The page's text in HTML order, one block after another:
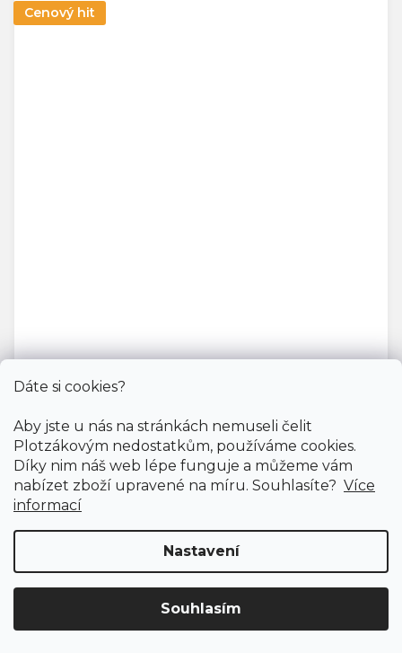
Dáte si cookies?
Aby jste u nás na stránkách nemuseli čelit
Plotzákovým nedostatkům, používáme cookies.
Díky nim náš web lépe funguje a můžeme vám
nabízet zboží upravené na míru. Souhlasíte? Více
informací
Nastavení
Souhlasím
Cenový hit
Vinylová podlaha MODULEO ROOTS 55 Blackjack
Skladem externě, odesíláme do 2-3 dnů
669 Kč
Měrná
184,70 Kč / 1 m2
Fix Standard D (lepená)